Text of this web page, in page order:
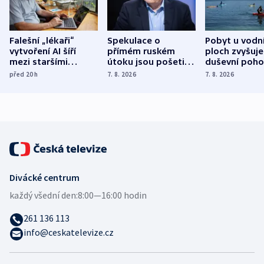
Falešní „lékaři“
vytvoření AI šíří
mezi staršími
Poláky nebezpečné
před 20h
Spekulace o
přímém ruském
útoku jsou pošetilé,
míní estonský
7. 8. 2026
Pobyt u
ploch zvyšuje
duševní
ukázala
7. 8. 2026
Divácké centrum
každý všední den:8:00—16:00 hodin
261 136 113
info@ceskatelevize.cz